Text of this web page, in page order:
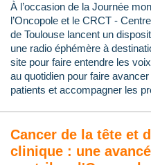
À l’occasion de la Journée
l’Oncopole et le CRCT -
de Toulouse lancent un
une radio éphémère à
site pour faire entendre les
au quotidien pour faire
patients et accompagner les
Cancer de la tête et
clinique : une